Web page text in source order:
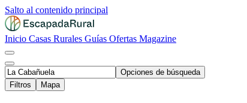
Salto al contenido principal
Inicio Casas Rurales Guías Ofertas Magazine
Opciones de búsqueda
Filtros
Mapa